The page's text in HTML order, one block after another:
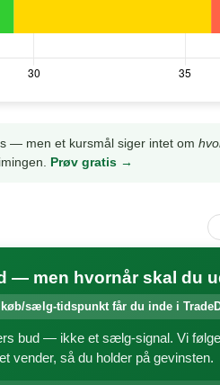
— men et kursmål siger intet om
Prøv gratis →
— men hvornår skal du
sælg-tidspunkt får du inde i
bud — ikke et sælg-signal. Vi
vender, så du holder på gevinsten.